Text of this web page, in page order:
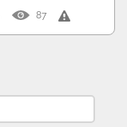
87